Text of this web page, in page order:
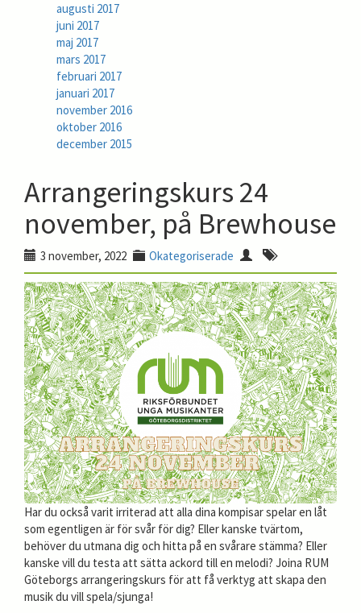
augusti 2017
juni 2017
maj 2017
mars 2017
februari 2017
januari 2017
november 2016
oktober 2016
december 2015
Arrangeringskurs 24
november, på Brewhouse
3 november, 2022 Okategoriserade
Har du också varit irriterad att alla dina kompisar spelar en låt
som egentligen är för svår för dig? Eller kanske tvärtom,
behöver du utmana dig och hitta på en svårare stämma? Eller
kanske vill du testa att sätta ackord till en melodi? Joina RUM
Göteborgs arrangeringskurs för att få verktyg att skapa den
musik du vill spela/sjunga!